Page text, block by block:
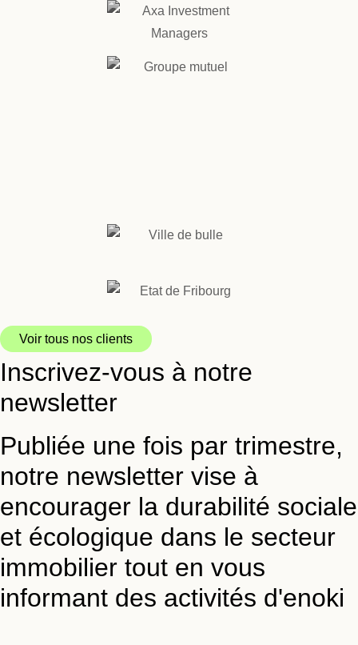
Voir tous nos clients
Inscrivez-vous à notre
newsletter
Publiée une fois par trimestre,
notre newsletter vise à
encourager la durabilité sociale
et écologique dans le secteur
immobilier tout en vous
informant des activités d'enoki